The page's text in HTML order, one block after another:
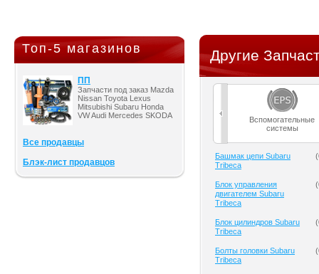
Топ-5 магазинов
ПП
Запчасти под заказ Mazda
Nissan Toyota Lexus
Mitsubishi Subaru Honda
VW Audi Mercedes SKODA
Все продавцы
Блэк-лист продавцов
Другие
Вспомогательные
системы
Башмак цепи Subaru
Tribeca
(
Блок управления
двигателем Subaru
Tribeca
(
Блок цилиндров Subaru
Tribeca
(
Болты головки Subaru
Tribeca
(